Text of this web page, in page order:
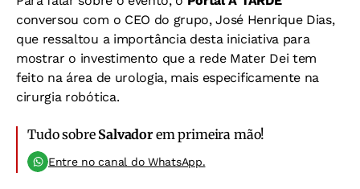
conversou com o CEO do grupo, José Henrique Dias,
que ressaltou a importância desta iniciativa para
mostrar o investimento que a rede Mater Dei tem
feito na área de urologia, mais especificamente na
cirurgia robótica.
Tudo sobre Salvadorem primeira mão!
Entre no canal do WhatsApp.